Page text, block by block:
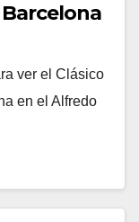
Barcelona
ver el Clásico
en el Alfredo